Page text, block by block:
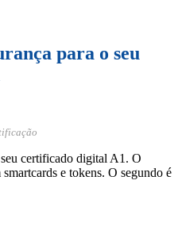
para o seu
certificado digital A1. O
e tokens. O segundo é